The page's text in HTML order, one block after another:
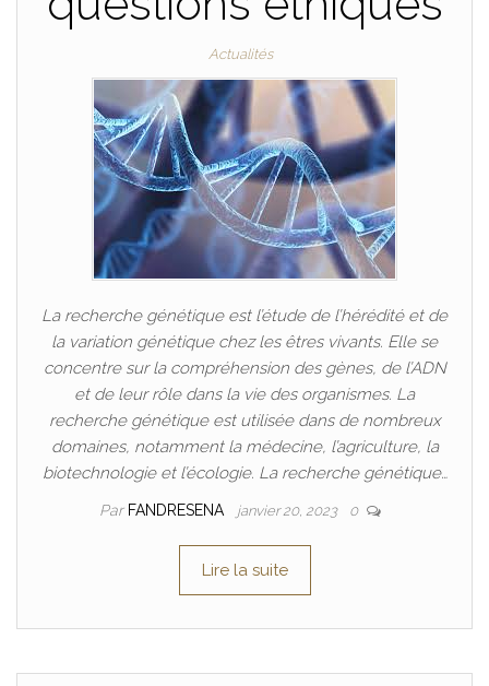
Actualités
La recherche génétique est l’étude de l’hérédité et de
la variation génétique chez les êtres vivants. Elle se
concentre sur la compréhension des gènes, de l’ADN
et de leur rôle dans la vie des organismes. La
recherche génétique est utilisée dans de nombreux
domaines, notamment la médecine, l’agriculture, la
biotechnologie et l’écologie. La recherche génétique…
Par FANDRESENA janvier 20, 2023 0
Lire la suite